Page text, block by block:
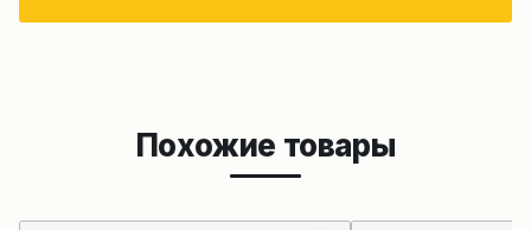
Похожие товары